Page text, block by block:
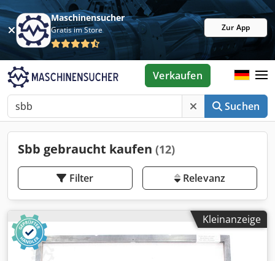
Maschinensucher
Gratis im Store Zur App
Suchen
Verkaufen
Sbb gebraucht kaufen (12)
Filter Relevanz
Kleinanzeige